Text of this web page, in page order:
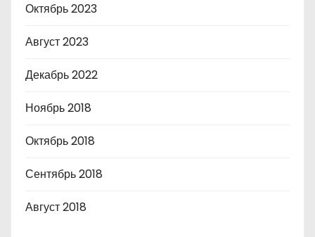
Октябрь 2023
Август 2023
Декабрь 2022
Ноябрь 2018
Октябрь 2018
Сентябрь 2018
Август 2018